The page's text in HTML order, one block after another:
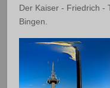
Der Kaiser - Friedrich -
Bingen.